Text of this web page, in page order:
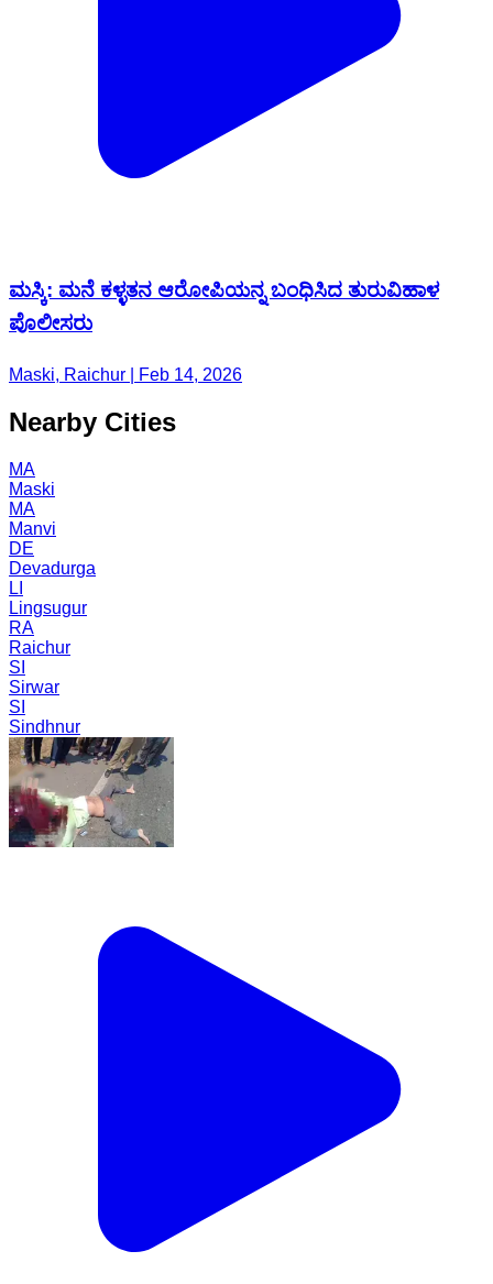
ಮಸ್ಕಿ: ಮನೆ ಕಳ್ಳತನ ಆರೋಪಿಯನ್ನ ಬಂಧಿಸಿದ ತುರುವಿಹಾಳ
ಪೊಲೀಸರು
Maski, Raichur | Feb 14, 2026
Nearby Cities
MA
Maski
MA
Manvi
DE
Devadurga
LI
Lingsugur
RA
Raichur
SI
Sirwar
SI
Sindhnur